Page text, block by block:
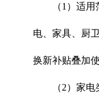
（1）适
电、家具、厨
换新补贴叠加使
（2）家